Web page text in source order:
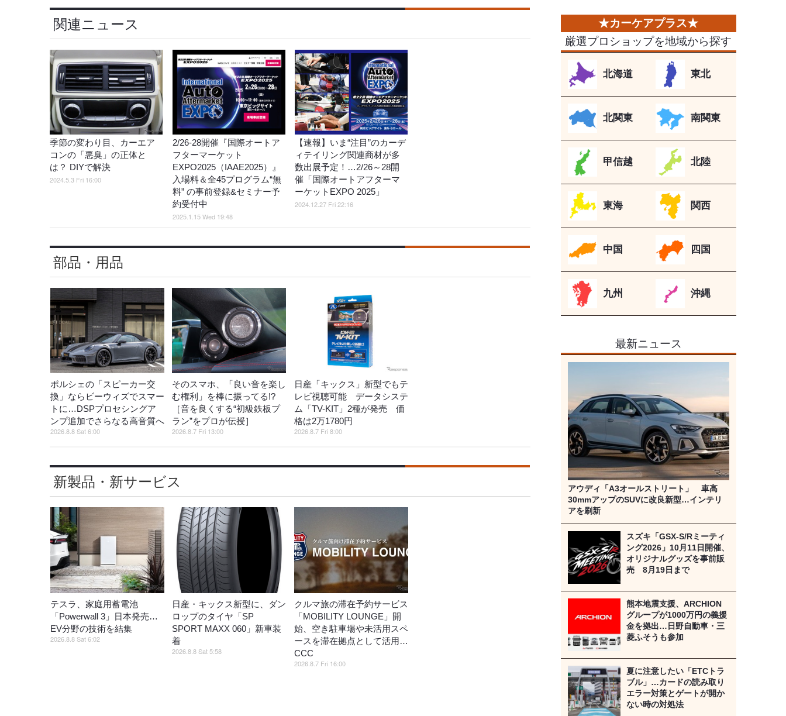
関連ニュース
季節の変わり目、カーエア
コンの「悪臭」の正体と
は？ DIYで解決
2024.5.3 Fri 16:00
2/26-28開催『国際オートア
フターマーケット
EXPO2025（IAAE2025）』
入場料＆全45プログラム“無
料” の事前登録&セミナー予
約受付中
2025.1.15 Wed 19:48
【速報】いま“注目”のカーデ
ィテイリング関連商材が多
数出展予定！…2/26～28開
催「国際オートアフターマ
ーケットEXPO 2025」
2024.12.27 Fri 22:16
部品・用品
ポルシェの「スピーカー交
換」ならビーウィズでスマー
トに…DSPプロセシングア
ンプ追加でさらなる高音質へ
2026.8.8 Sat 6:00
そのスマホ、「良い音を楽し
む権利」を棒に振ってる!?
［音を良くする“初級鉄板プ
ラン”をプロが伝授］
2026.8.7 Fri 13:00
日産「キックス」新型でもテ
レビ視聴可能 データシステ
ム「TV-KIT」2種が発売 価
格は2万1780円
2026.8.7 Fri 8:00
新製品・新サービス
テスラ、家庭用蓄電池
「Powerwall 3」日本発売…
EV分野の技術を結集
2026.8.8 Sat 6:02
日産・キックス新型に、ダン
ロップのタイヤ「SP
SPORT MAXX 060」新車装
着
2026.8.8 Sat 5:58
クルマ旅の滞在予約サービス
「MOBILITY LOUNGE」開
始、空き駐車場や未活用スペ
ースを滞在拠点として活用…
CCC
2026.8.7 Fri 16:00
厳選プロショップを地域から探す
北海道 東北
北関東 南関東
甲信越 北陸
東海 関西
中国 四国
九州 沖縄
最新ニュース
アウディ「A3オールストリート」 車高
30mmアップのSUVに改良新型…インテリ
アを刷新
スズキ「GSX-S/Rミーティ
ング2026」10月11日開催、
オリジナルグッズを事前販
売 8月19日まで
熊本地震支援、ARCHION
グループが1000万円の義援
金を拠出…日野自動車・三
菱ふそうも参加
夏に注意したい「ETCトラ
ブル」…カードの読み取り
エラー対策とゲートが開か
ない時の対処法